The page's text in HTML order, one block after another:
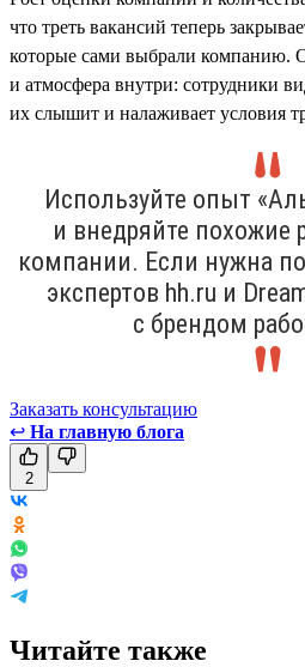
что треть вакансий теперь
которые сами выбрали компанию.
и атмосфера внутри: сотрудники
их слышит и налаживает условия
Используйте опыт
и внедряйте похожие
компании. Если нужна
экспертов hh.ru и
с брендом
Заказать консультацию
↩ На главную блога
2
Читайте также